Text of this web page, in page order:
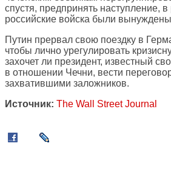
спустя, предпринять наступление, в
российские войска были
Путин прервал свою поездку в
чтобы лично урегулировать
захочет ли президент, известный
в отношении Чечни, вести
захватившими заложников.
Источник: The Wall Street Journal